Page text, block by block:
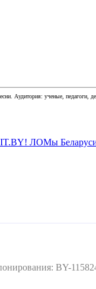
. Аудитория: ученые, педагоги,
ЛОМы
BY-